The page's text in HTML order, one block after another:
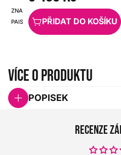
ZNAČKA:
PAISTE
SKU:
HX0000000031247
PŘIDAT DO KOŠÍKU
Více o produktu
POPISEK
Recenze